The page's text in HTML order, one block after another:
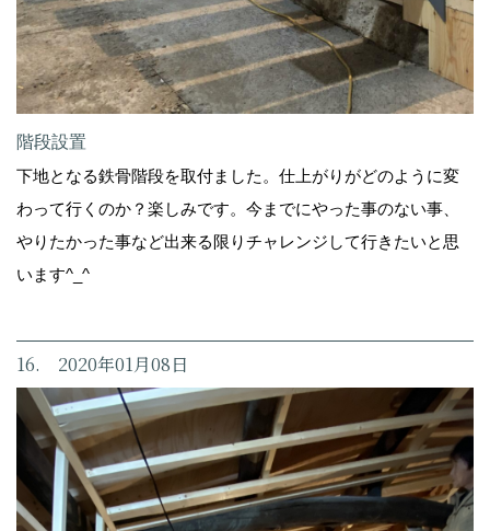
階段設置
下地となる鉄骨階段を取付ました。仕上がりがどのように変
わって行くのか？楽しみです。今までにやった事のない事、
やりたかった事など出来る限りチャレンジして行きたいと思
います^_^
16. 2020年01月08日